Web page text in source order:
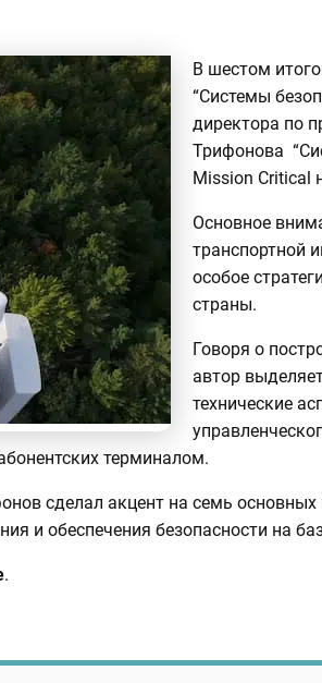
В шестом
“Системы
директора по
Трифонова
Mission Critical
Основное
транспортной
особое
страны.
Говоря о
автор
технические
терминалом.
сделал акцент на семь
и обеспечения безопасности на
.